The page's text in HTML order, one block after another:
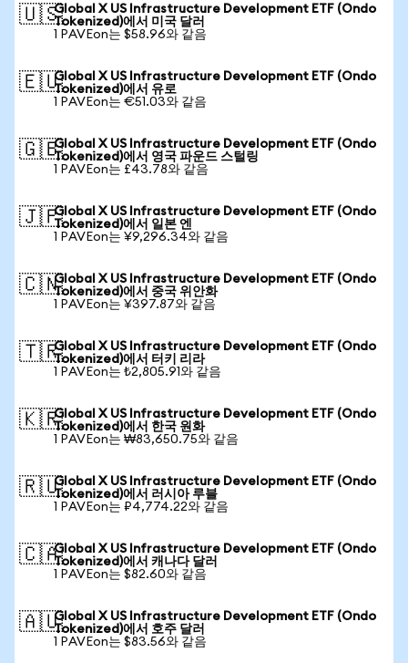
🇺🇸Global X US Infrastructure Development ETF (Ondo
Tokenized)에서 미국 달러
1 PAVEon는 $58.96와 같음
🇪🇺Global X US Infrastructure Development ETF (Ondo
Tokenized)에서 유로
1 PAVEon는 €51.03와 같음
🇬🇧Global X US Infrastructure Development ETF (Ondo
Tokenized)에서 영국 파운드 스털링
1 PAVEon는 £43.78와 같음
🇯🇵Global X US Infrastructure Development ETF (Ondo
Tokenized)에서 일본 엔
1 PAVEon는 ¥9,296.34와 같음
🇨🇳Global X US Infrastructure Development ETF (Ondo
Tokenized)에서 중국 위안화
1 PAVEon는 ¥397.87와 같음
🇹🇷Global X US Infrastructure Development ETF (Ondo
Tokenized)에서 터키 리라
1 PAVEon는 ₺2,805.91와 같음
🇰🇷Global X US Infrastructure Development ETF (Ondo
Tokenized)에서 한국 원화
1 PAVEon는 ₩83,650.75와 같음
🇷🇺Global X US Infrastructure Development ETF (Ondo
Tokenized)에서 러시아 루블
1 PAVEon는 ₽4,774.22와 같음
🇨🇦Global X US Infrastructure Development ETF (Ondo
Tokenized)에서 캐나다 달러
1 PAVEon는 $82.60와 같음
🇦🇺Global X US Infrastructure Development ETF (Ondo
Tokenized)에서 호주 달러
1 PAVEon는 $83.56와 같음